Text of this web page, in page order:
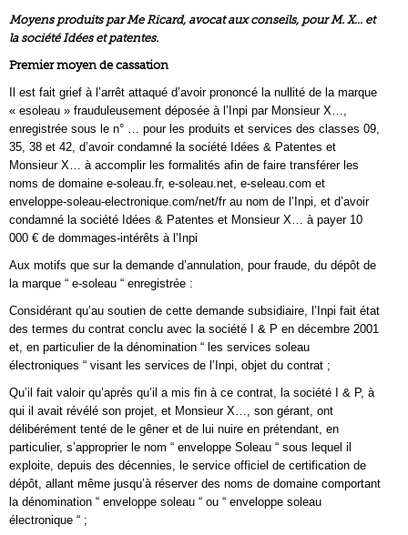
Moyens produits par Me Ricard, avocat aux conseils, pour M. X… et
la société Idées et patentes.
Premier moyen de cassation
Il est fait grief à l’arrêt attaqué d’avoir prononcé la nullité de la marque
« esoleau » frauduleusement déposée à l’Inpi par Monsieur X…,
enregistrée sous le n° … pour les produits et services des classes 09,
35, 38 et 42, d’avoir condamné la société Idées & Patentes et
Monsieur X… à accomplir les formalités afin de faire transférer les
noms de domaine e-soleau.fr, e-soleau.net, e-seleau.com et
enveloppe-soleau-electronique.com/net/fr au nom de l’Inpi, et d’avoir
condamné la société Idées & Patentes et Monsieur X… à payer 10
000 € de dommages-intérêts à l’Inpi
Aux motifs que sur la demande d’annulation, pour fraude, du dépôt de
la marque “ e-soleau “ enregistrée :
Considérant qu’au soutien de cette demande subsidiaire, l’Inpi fait état
des termes du contrat conclu avec la société I & P en décembre 2001
et, en particulier de la dénomination “ les services soleau
électroniques “ visant les services de l’Inpi, objet du contrat ;
Qu’il fait valoir qu’après qu’il a mis fin à ce contrat, la société I & P, à
qui il avait révélé son projet, et Monsieur X…, son gérant, ont
délibérément tenté de le gêner et de lui nuire en prétendant, en
particulier, s’approprier le nom “ enveloppe Soleau “ sous lequel il
exploite, depuis des décennies, le service officiel de certification de
dépôt, allant même jusqu’à réserver des noms de domaine comportant
la dénomination “ enveloppe soleau “ ou “ enveloppe soleau
électronique “ ;